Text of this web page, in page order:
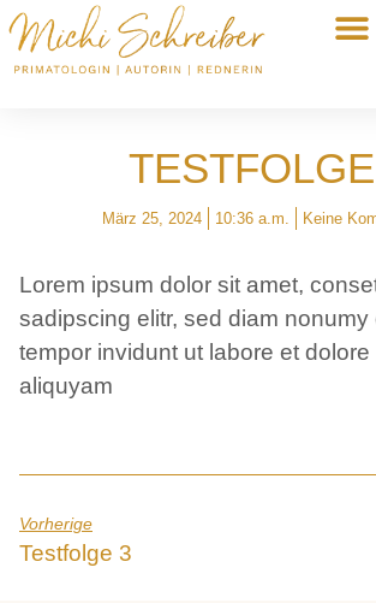
März 25, 2024 10:36 a.m. Keine
Lorem ipsum dolor sit amet,
sadipscing elitr, sed diam nonumy
tempor invidunt ut labore et dolore
aliquyam
Vorherige
Testfolge 3